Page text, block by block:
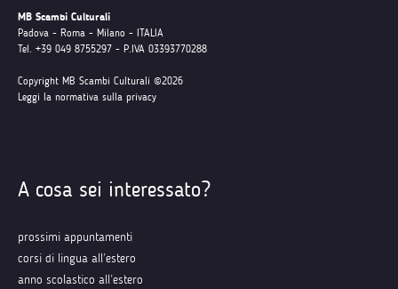
MB Scambi Culturali
Padova - Roma - Milano - ITALIA
Tel. +39 049 8755297 - P.IVA 03393770288
Copyright MB Scambi Culturali ©2026
Leggi la normativa sulla privacy
A cosa sei interessato?
prossimi appuntamenti
corsi di lingua all’estero
anno scolastico all’estero